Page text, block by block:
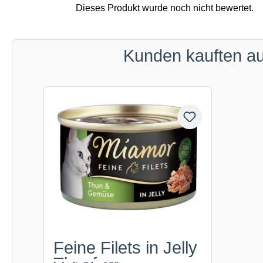
Kunden kauften
Produktgalerie überspringen
Feine Filets in Jelly